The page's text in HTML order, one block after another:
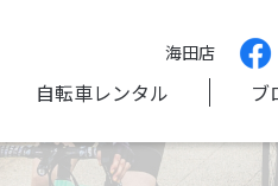
海田店
自転車レンタル ブ